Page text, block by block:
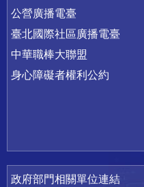
公營廣播電臺
臺北國際社區廣播電臺
中華職棒大聯盟
身心障礙者權利公約
政府部門相關單位連結